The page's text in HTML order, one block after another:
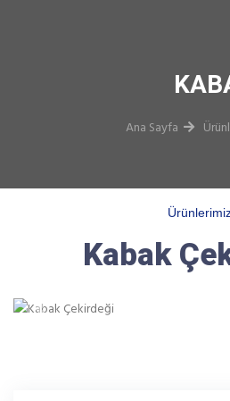
Ana Sayfa
Kabak
Previous